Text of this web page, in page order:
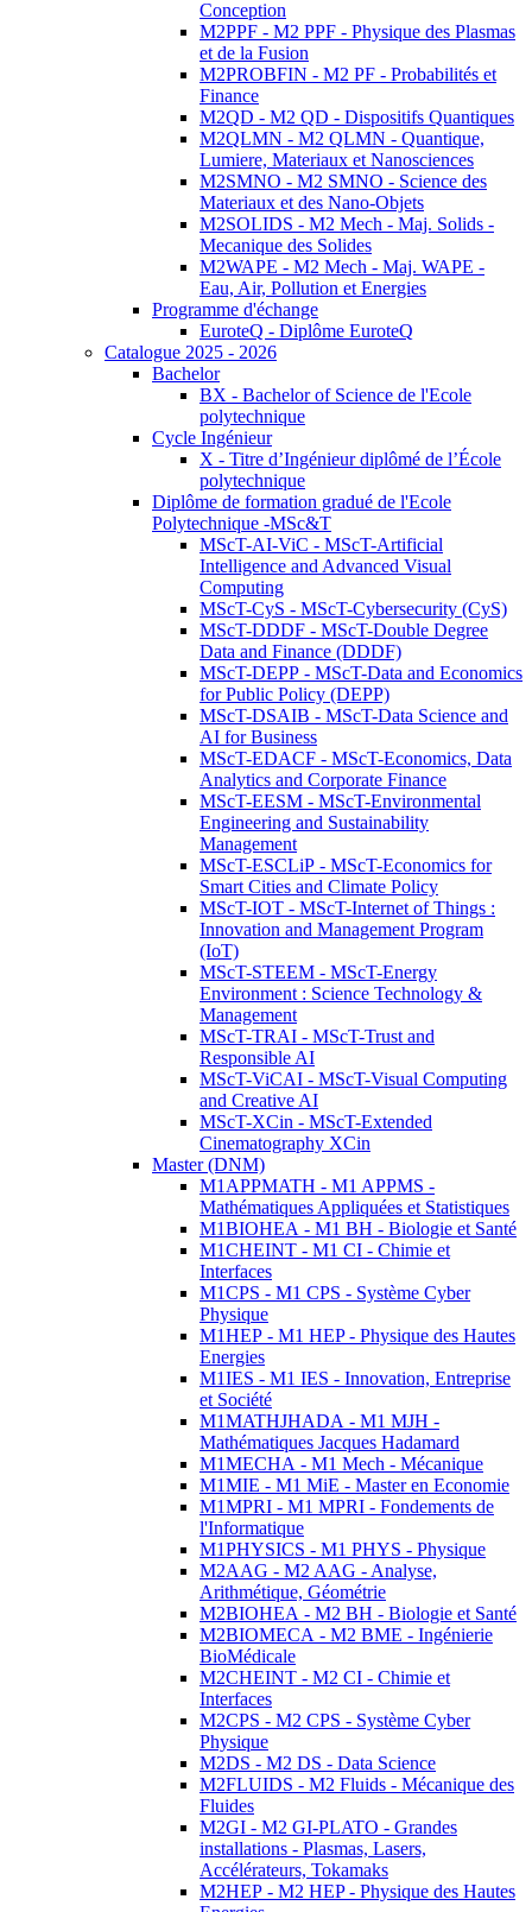
Conception
M2PPF - M2 PPF - Physique des Plasmas
et de la Fusion
M2PROBFIN - M2 PF - Probabilités et
Finance
M2QD - M2 QD - Dispositifs Quantiques
M2QLMN - M2 QLMN - Quantique,
Lumiere, Materiaux et Nanosciences
M2SMNO - M2 SMNO - Science des
Materiaux et des Nano-Objets
M2SOLIDS - M2 Mech - Maj. Solids -
Mecanique des Solides
M2WAPE - M2 Mech - Maj. WAPE -
Eau, Air, Pollution et Energies
Programme d'échange
EuroteQ - Diplôme EuroteQ
Catalogue 2025 - 2026
Bachelor
BX - Bachelor of Science de l'Ecole
polytechnique
Cycle Ingénieur
X - Titre d’Ingénieur diplômé de l’École
polytechnique
Diplôme de formation gradué de l'Ecole
Polytechnique -MSc&T
MScT-AI-ViC - MScT-Artificial
Intelligence and Advanced Visual
Computing
MScT-CyS - MScT-Cybersecurity (CyS)
MScT-DDDF - MScT-Double Degree
Data and Finance (DDDF)
MScT-DEPP - MScT-Data and Economics
for Public Policy (DEPP)
MScT-DSAIB - MScT-Data Science and
AI for Business
MScT-EDACF - MScT-Economics, Data
Analytics and Corporate Finance
MScT-EESM - MScT-Environmental
Engineering and Sustainability
Management
MScT-ESCLiP - MScT-Economics for
Smart Cities and Climate Policy
MScT-IOT - MScT-Internet of Things :
Innovation and Management Program
(IoT)
MScT-STEEM - MScT-Energy
Environment : Science Technology &
Management
MScT-TRAI - MScT-Trust and
Responsible AI
MScT-ViCAI - MScT-Visual Computing
and Creative AI
MScT-XCin - MScT-Extended
Cinematography XCin
Master (DNM)
M1APPMATH - M1 APPMS -
Mathématiques Appliquées et Statistiques
M1BIOHEA - M1 BH - Biologie et Santé
M1CHEINT - M1 CI - Chimie et
Interfaces
M1CPS - M1 CPS - Système Cyber
Physique
M1HEP - M1 HEP - Physique des Hautes
Energies
M1IES - M1 IES - Innovation, Entreprise
et Société
M1MATHJHADA - M1 MJH -
Mathématiques Jacques Hadamard
M1MECHA - M1 Mech - Mécanique
M1MIE - M1 MiE - Master en Economie
M1MPRI - M1 MPRI - Fondements de
l'Informatique
M1PHYSICS - M1 PHYS - Physique
M2AAG - M2 AAG - Analyse,
Arithmétique, Géométrie
M2BIOHEA - M2 BH - Biologie et Santé
M2BIOMECA - M2 BME - Ingénierie
BioMédicale
M2CHEINT - M2 CI - Chimie et
Interfaces
M2CPS - M2 CPS - Système Cyber
Physique
M2DS - M2 DS - Data Science
M2FLUIDS - M2 Fluids - Mécanique des
Fluides
M2GI - M2 GI-PLATO - Grandes
installations - Plasmas, Lasers,
Accélérateurs, Tokamaks
M2HEP - M2 HEP - Physique des Hautes